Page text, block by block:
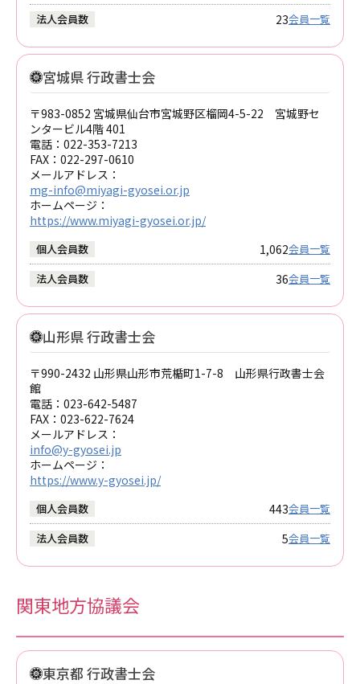
法人会員数
23会員一覧
宮城県 行政書士会
〒983-0852 宮城県仙台市宮城野区榴岡4-5-22 宮城野セ
ンタービル4階 401
電話： 022-353-7213
FAX： 022-297-0610
メールアドレス：
mg-info@miyagi-gyosei.or.jp
ホームページ：
https://www.miyagi-gyosei.or.jp/
個人会員数 1,062会員一覧
法人会員数
36会員一覧
山形県 行政書士会
〒990-2432 山形県山形市荒楯町1-7-8 山形県行政書士会
館
電話： 023-642-5487
FAX： 023-622-7624
メールアドレス：
info@y-gyosei.jp
ホームページ：
https://www.y-gyosei.jp/
個人会員数 443会員一覧
法人会員数
5会員一覧
関東地方協議会
東京都 行政書士会